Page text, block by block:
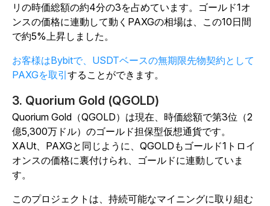
リの時価総額の約4分の3を占めています。ゴールド1オ
ンスの価格に連動して動くPAXGの相場は、この10日間
で約5%上昇しました。
お客様はBybitで、USDTベースの無期限先物契約として
PAXGを取引することができます。
3. Quorium Gold (QGOLD)
Quorium Gold（QGOLD）は現在、時価総額で第3位（2
億5,300万ドル）のゴールド担保型仮想通貨です。
XAUt、PAXGと同じように、QGOLDもゴールド1トロイ
オンスの価格に裏付けられ、ゴールドに連動していま
す。
このプロジェクトは、持続可能なマイニングに取り組む